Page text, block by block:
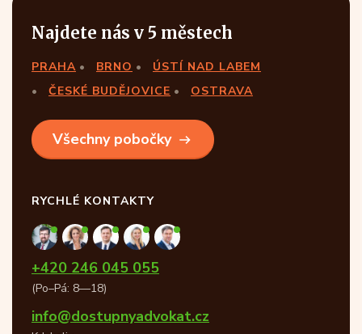
Najdete nás v 5 městech
PRAHA BRNO
ÚSTÍ NAD LABEM
ČESKÉ BUDĚJOVICE
OSTRAVA
Všechny pobočky
RYCHLÉ KONTAKTY
+420 246 045 055
(Po–Pá: 8—18)
info@dostupnyadvokat.cz